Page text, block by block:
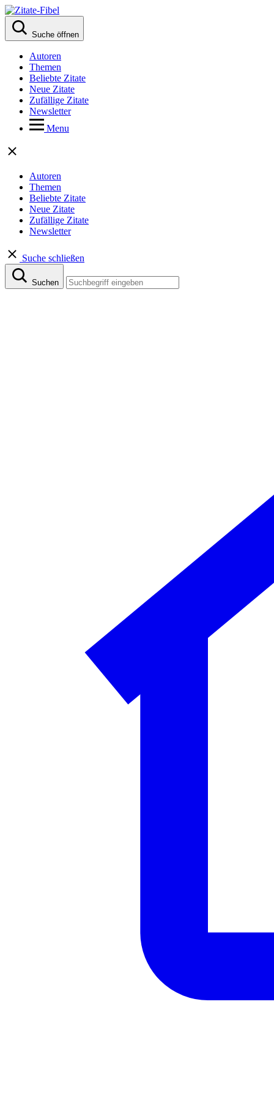
Suche öffnen
Autoren
Themen
Beliebte Zitate
Neue Zitate
Zufällige Zitate
Newsletter
Menu
Autoren
Themen
Beliebte Zitate
Neue Zitate
Zufällige Zitate
Newsletter
Suche schließen
Suchen